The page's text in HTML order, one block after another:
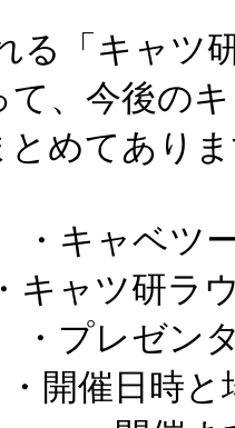
る「キャツ
、今後の
めてありま
・キャベツ
・キャツ研ラ
・プレゼン
・開催日時